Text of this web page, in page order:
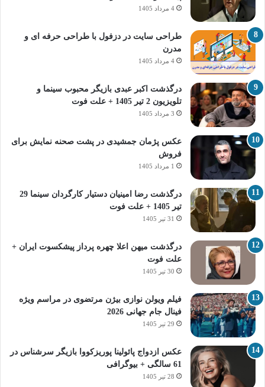
4 مرداد 1405
طراحی سایت در دزفول با طراحی حرفه‌ ای و
مدرن
4 مرداد 1405
درگذشت اکبر عبدی بازیگر محبوب سینما و
تلویزیون 2 تیر 1405 + علت فوت
3 مرداد 1405
عکس پژمان جمشیدی در پشت صحنه نمایش برای
فروش
1 مرداد 1405
درگذشت رضا امینیان دستیار کارگردان سینما 29
تیر 1405 + علت فوت
31 تیر 1405
درگذشت میهن اعلا چهره پرداز پیشکسوت ایران +
علت فوت
30 تیر 1405
فیلم ویولن نوازی بیژن مرتضوی در مراسم ویژه
فینال جام جهانی 2026
29 تیر 1405
عکس ازدواج پائولینا پوریزکووا بازیگر سرشناس در
61 سالگی + بیوگرافی
28 تیر 1405